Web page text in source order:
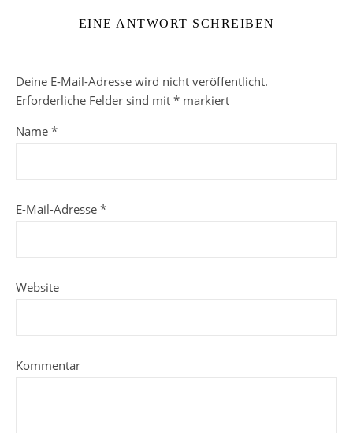
EINE ANTWORT SCHREIBEN
Deine E-Mail-Adresse wird nicht veröffentlicht.
Erforderliche Felder sind mit * markiert
Name *
E-Mail-Adresse *
Website
Kommentar